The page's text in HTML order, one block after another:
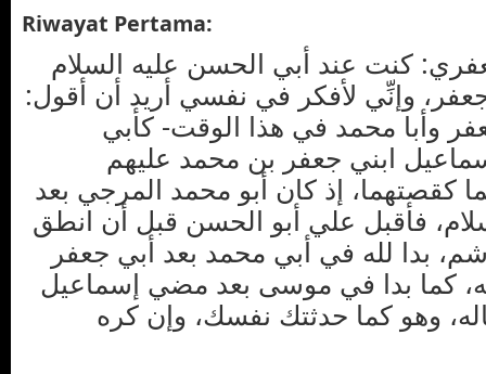
Riwayat Pertama:
كنت عند أبي الحسن عليه السلام
وإنِّي لأفكر في نفسي أريد أن أقول:
وأبا محمد في هذا الوقت- كأبي
ابني جعفر بن محمد عليهم
كقصتهما، إذ كان أبو محمد المرجي بعد
فأقبل علي أبو الحسن قبل أن انطق
بدا لله في أبي محمد بعد أبي جعفر
كما بدا في موسى بعد مضي إسماعيل
وهو كما حدثتك نفسك، وإن كره